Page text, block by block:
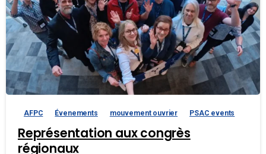
AFPC Évenements mouvement ouvrier PSAC events
Représentation aux congrès
régionaux